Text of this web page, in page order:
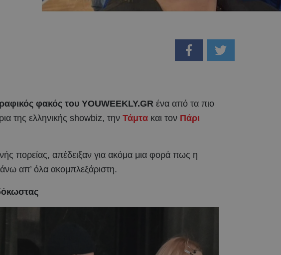
φακός του YOUWEEKLY.GR ένα από τα πιο
της ελληνικής showbiz, την Τάμτα και τον Πάρι
πορείας, απέδειξαν για ακόμα μια φορά πως η
απ’ όλα ακομπλεξάριστη.